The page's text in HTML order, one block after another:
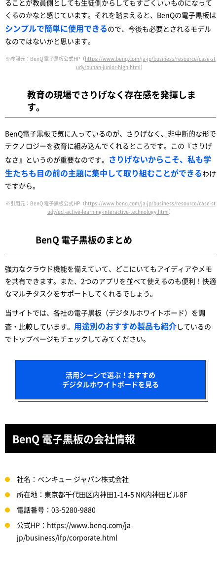
ることが教員側としても生徒側からしてもすごくいいものになって
くるのかなと感じています。それを踏まえると、BenQの電子黒板は
シンプルで簡単に使用できるので、今後も必要とされるモデル
なのではないかと思います。
※参照元：BenQ 電子黒板公式HP（https://www.benq.com/ja-jp/business/resource/case-st
udy/bunan-junior-high.html）
教育の現場でさりげなく存在感を発揮しま
す。
BenQ電子黒板で気に入っているのが、さりげなく、非中断的な形で
テクノロジーを教育に組み込んでくれるところです。この『さりげ
なさ』というのが重要なのです。 さりげないからこそ、私も学
生たちも目の前の主題に集中して取り組むことができるわけ
ですから。
※引用元：BenQ 電子黒板公式HP（https://www.benq.com/ja-jp/business/resource/case-st
udy/ucl-active-learning-interactive-technology.html）
BenQ 電子黒板のまとめ
強力なクラウド機能を備えていて、どこにいてもアイディアやメモ
を共有できます。また、2つのアプリを並べて使えるのも便利！快適
なマルチタスクをサポートしてくれるでしょう。
当サイトでは、各社の電子黒板（デジタルホワイトボード）を調
査・比較しています。 用途別のおすすめ製品も紹介しているの
でトップページもチェックしてみてください。
活用シーンで選ぶ！おすすめ
デジタルホワイトボードを見る
BenQ 電子黒板の会社情報
社名：ベンキュー ジャパン株式会社
所在地：東京都千代田区内神田1-14-5 NK内神田ビル8F
電話番号：03-5280-9880
公式HP：https://www.benq.com/ja-
jp/business/ifp/corporate.html